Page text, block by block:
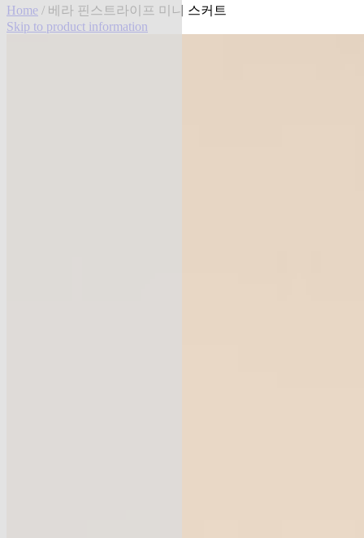
Home / 베라 핀스트라이프 미니 스커트
Skip to product information